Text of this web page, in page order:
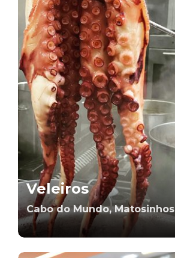
Veleiros
Cabo do Mundo, Matosinhos